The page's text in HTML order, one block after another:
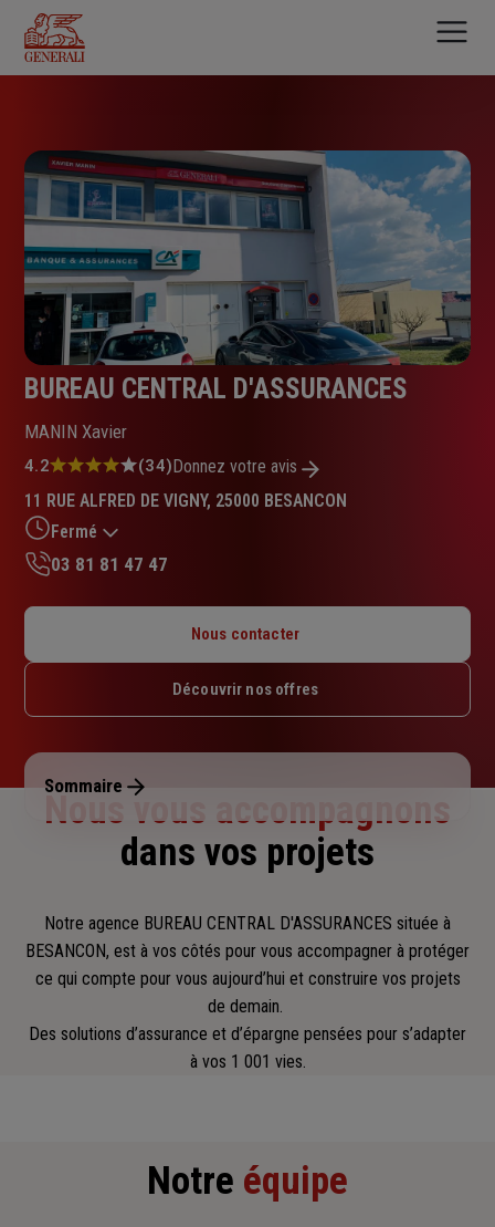
contenu
principal
BUREAU CENTRAL D'ASSURANCES
MANIN Xavier
Note
4.2
sur
5
étoiles
4.2 (34)Donnez votre avis
11 RUE ALFRED DE VIGNY, 25000 BESANCON
Fermé
Mardi : 09h – 12h / 14h – 17h30
Jeudi : 09h – 12h / 14h – 17h30
Dimanche : Fermé
03 81 81 47 47
Nous contacter
Découvrir nos offres
Sommaire
Nous vous accompagnons
dans vos projets
Notre agence BUREAU CENTRAL D'ASSURANCES située à
BESANCON, est à vos côtés pour vous accompagner à protéger
ce qui compte pour vous aujourd’hui et construire vos projets
de demain.
Des solutions d’assurance et d’épargne pensées pour s’adapter
à vos 1 001 vies.
Notre équipe